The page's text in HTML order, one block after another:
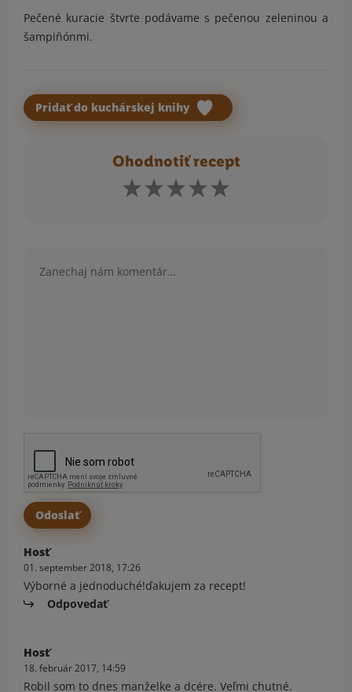
Pečené kuracie štvrte podávame s pečenou zeleninou a
šampiňónmi.
Pridať do kuchárskej knihy
Ohodnotiť recept
Hosť
01. september 2018, 17:26
Výborné a jednoduché!ďakujem za recept!
Odpovedať
Hosť
18. február 2017, 14:59
Robil som to dnes manželke a dcére. Veľmi chutné.